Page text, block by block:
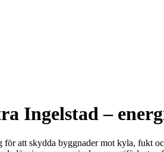
Ingelstad –
att skydda byggnader mot kyla, fukt